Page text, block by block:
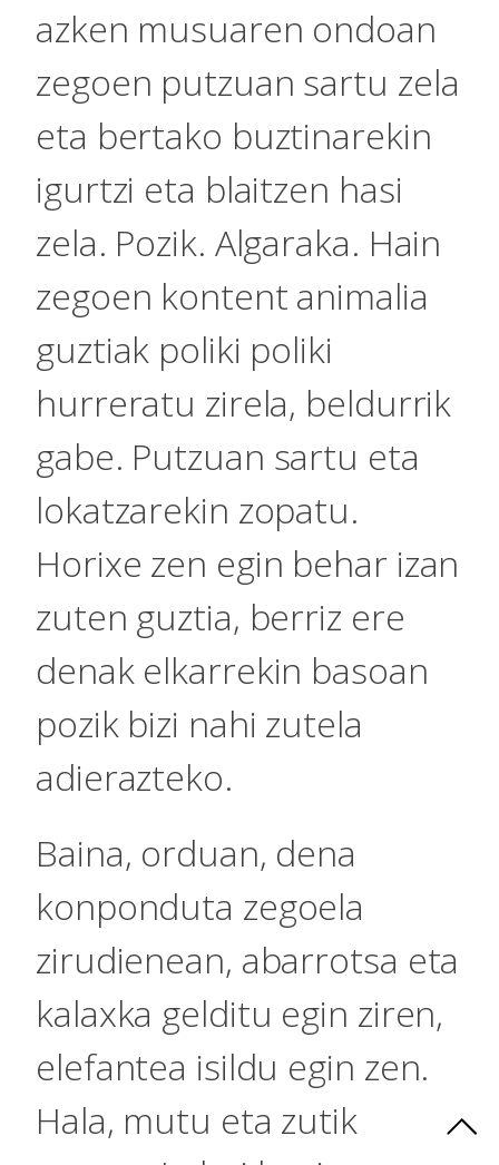
azken musuaren ondoan
zegoen putzuan sartu zela
eta bertako buztinarekin
igurtzi eta blaitzen hasi
zela. Pozik. Algaraka. Hain
zegoen kontent animalia
guztiak poliki poliki
hurreratu zirela, beldurrik
gabe. Putzuan sartu eta
lokatzarekin zopatu.
Horixe zen egin behar izan
zuten guztia, berriz ere
denak elkarrekin basoan
pozik bizi nahi zutela
adierazteko.
Baina, orduan, dena
konponduta zegoela
zirudienean, abarrotsa eta
kalaxka gelditu egin ziren,
elefantea isildu egin zen.
Hala, mutu eta zutik